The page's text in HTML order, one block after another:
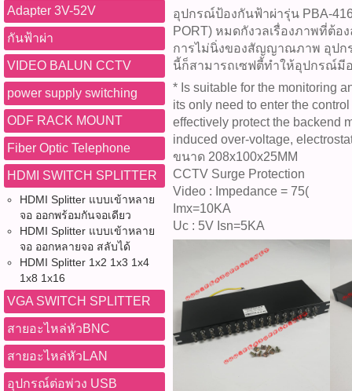
Adapter 3V-52V
กันฟ้าผ่า
VIDEO BALUN CCTV
power supply switching
ODF RACK MOUNT
Fiber Optic Telephone
HDMI SWITCH SPLITTER
HDMI Splitter แบบเข้าหลาย
จอ ออกพร้อมกันจอเดียว
HDMI Splitter แบบเข้าหลาย
จอ ออกหลายจอ สลับได้
HDMI Splitter 1x2 1x3 1x4
1x8 1x16
VGA SWITCH SPLITTER
สายอะไหล่หัวBNC
สายอะไหล่หัวLAN
อุปกรณ์ต่อพ่วง USB
อุปกรณ์ป้องกันฟ้าผ่ารุ่น PBA-
PORT) หมดกังวลเรื่องภาพที่ต้
การไม่นิ่งของสัญญาณภาพ อุปก
นี้ก็สามารถเซฟตี้ทำให้อุปกรณ์มี
* Is suitable for the monitoring
its only need to enter the
effectively protect the backend
induced over-voltage,
ขนาด 208x100x25MM
CCTV Surge Protection
Video : Impedance = 75(
Imx=10KA
Uc : 5V Isn=5KA